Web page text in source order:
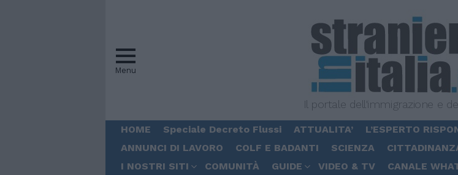
Menu
Il portale dell'immigrazione e
HOME Speciale Decreto Flussi ATTUALITA’ L’ESPERTO
ANNUNCI DI LAVORO
COLF E BADANTI SCIENZA
I NOSTRI SITI
COMUNITÀ GUIDE VIDEO & TV CANALE